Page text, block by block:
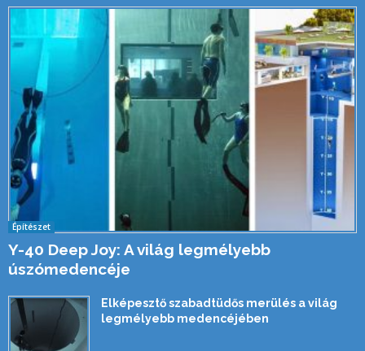
Építészet
Y-40 Deep Joy: A világ legmélyebb
úszómedencéje
Elképesztő szabadtüdős merülés a világ
legmélyebb medencéjében